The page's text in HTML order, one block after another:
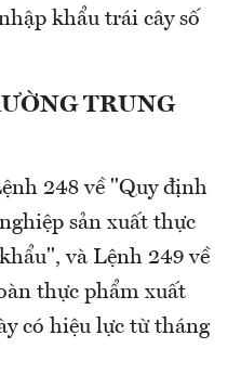
khẩu trái cây số
TRUNG
248 về "Quy định
sản xuất thực
và Lệnh 249 về
thực phẩm xuất
có hiệu lực từ tháng